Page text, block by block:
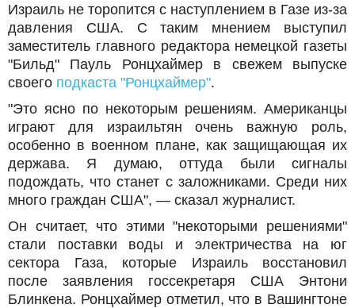
Израиль не торопится с наступлением в Газе из-за
давления США. С таким мнением выступил
заместитель главного редактора немецкой газеты
"Бильд" Пауль Ронцхаймер в свежем выпуске
своего подкаста "Ронцхаймер".
"Это ясно по некоторым решениям. Американцы
играют для израильтян очень важную роль,
особенно в военном плане, как защищающая их
держава. Я думаю, оттуда были сигналы
подождать, что станет с заложниками. Среди них
много граждан США", — сказал журналист.
Он считает, что этими "некоторыми решениями"
стали поставки воды и электричества на юг
сектора Газа, которые Израиль восстановил
после заявления госсекретаря США Энтони
Блинкена. Ронцхаймер отметил, что в Вашингтоне